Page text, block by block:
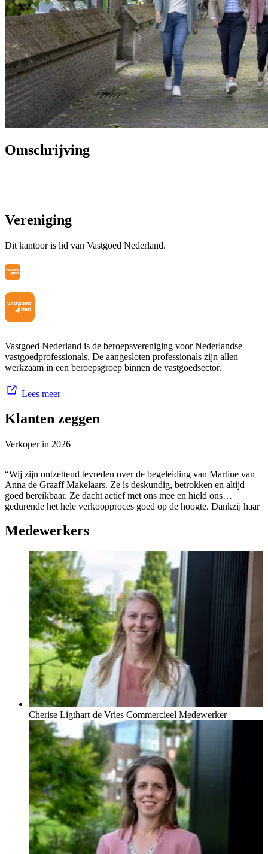
Omschrijving
Vereniging
Dit kantoor is lid van Vastgoed Nederland.
Vastgoed Nederland is de beroepsvereniging voor Nederlandse
vastgoedprofessionals. De aangesloten professionals zijn allen
werkzaam in een beroepsgroep binnen de vastgoedsector.
Lees meer
Klanten zeggen
Verkoper in 2026
“Wij zijn ontzettend tevreden over de begeleiding van Martine van
Anna de Graaff Makelaars. Ze is deskundig, betrokken en altijd
goed bereikbaar. Ze dacht actief met ons mee en hield ons
gedurende het hele verkoopproces goed op de hoogte. Dankzij haar
succesvol verkocht. Wij bevelen zowel Martine als Anna de Graaff
Makelaars van harte aan!”
Medewerkers
Cherise Ligthart-de Vries Commercieel Medewerker